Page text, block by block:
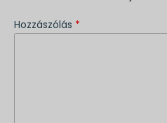
Hozzászólás *